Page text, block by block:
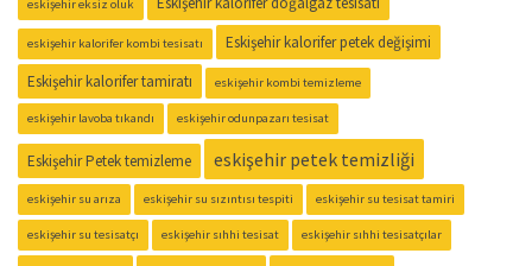
eskişehir eksiz oluk
eskişehir kalorifer kombi tesisatı
Eskişehir kalorifer petek değişimi
Eskişehir kalorifer tamiratı
eskişehir kombi temizleme
eskişehir lavoba tıkandı eskişehir odunpazarı tesisat
Eskişehir Petek temizleme eskişehir petek temizliği
eskişehir su arıza eskişehir su sızıntısı tespiti eskişehir su tesisat tamiri
eskişehir su tesisatçı eskişehir sıhhi tesisat eskişehir sıhhi tesisatçılar